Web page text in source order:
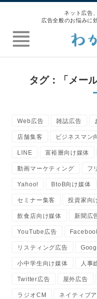
ネット広告
広告全般のお悩みに
タグ：「メー
Web広告 雑誌広告
店舗集客 ビジネスマン
LINE 富裕層向け媒体
動画マーケティング フ
Yahoo! BtoB向け媒体
セミナー集客 投資家向
飲食店向け媒体 新聞広
YouTube広告
リスティング広告
小中学生向け媒体 人事
Twitter広告 屋外広告
ラジオCM ネイティブ